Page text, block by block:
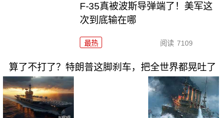
F-35真被波斯导弹端了！美军这
次到底输在哪
最热 阅读 7109
算了不打了？特朗普这脚刹车，把全世界都晃吐了